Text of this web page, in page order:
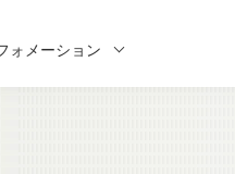
ォメーション